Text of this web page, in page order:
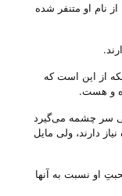
نام او متنفر شده
از این است که
و هست.
سر چشمه می‌‌گیرد
دارند، ولی‌ مایل
او نسبت به آنها